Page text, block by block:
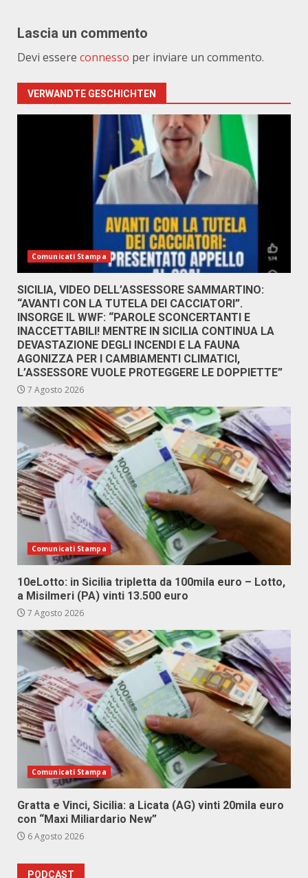
Lascia un commento
Devi essere connesso per inviare un commento.
VERWANDTE GESCHICHTEN
Comunicati Stampa
SICILIA, VIDEO DELL’ASSESSORE SAMMARTINO:
“AVANTI CON LA TUTELA DEI CACCIATORI”.
INSORGE IL WWF: “PAROLE SCONCERTANTI E
INACCETTABILI! MENTRE IN SICILIA CONTINUA LA
DEVASTAZIONE DEGLI INCENDI E LA FAUNA
AGONIZZA PER I CAMBIAMENTI CLIMATICI,
L’ASSESSORE VUOLE PROTEGGERE LE DOPPIETTE”
7 Agosto 2026
Comunicati Stampa
10eLotto: in Sicilia tripletta da 100mila euro – Lotto,
a Misilmeri (PA) vinti 13.500 euro
7 Agosto 2026
Comunicati Stampa
Gratta e Vinci, Sicilia: a Licata (AG) vinti 20mila euro
con “Maxi Miliardario New”
6 Agosto 2026
PODCAST